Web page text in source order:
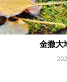
金撒大